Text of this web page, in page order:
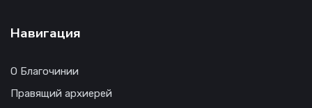
Навигация
О Благочинии
Правящий архиерей